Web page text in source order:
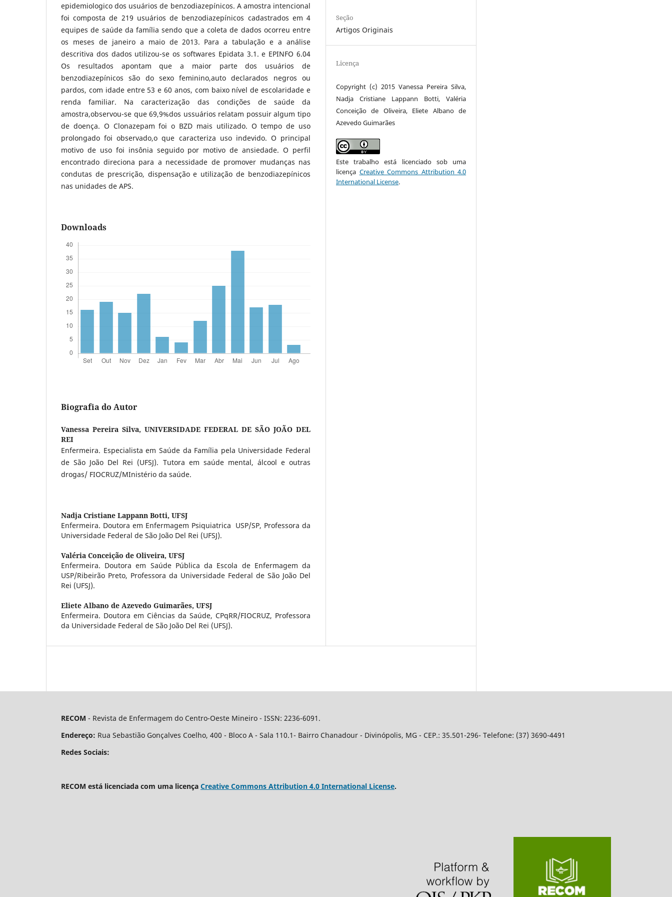
epidemiologico dos usuários de benzodiazepínicos. A amostra intencional
foi composta de 219 usuários de benzodiazepínicos cadastrados em 4
equipes de saúde da família sendo que a coleta de dados ocorreu entre
os meses de janeiro a maio de 2013. Para a tabulação e a análise
descritiva dos dados utilizou-se os softwares Epidata 3.1. e EPINFO 6.04
Os resultados apontam que a maior parte dos usuários de
benzodiazepínicos são do sexo feminino,auto declarados negros ou
pardos, com idade entre 53 e 60 anos, com baixo nível de escolaridade e
renda familiar. Na caracterização das condições de saúde da
amostra,observou-se que 69,9%dos ussuários relatam possuir algum tipo
de doença. O Clonazepam foi o BZD mais utilizado. O tempo de uso
prolongado foi observado,o que caracteriza uso indevido. O principal
motivo de uso foi insônia seguido por motivo de ansiedade. O perfil
encontrado direciona para a necessidade de promover mudanças nas
condutas de prescrição, dispensação e utilização de benzodiazepínicos
nas unidades de APS.
Downloads
Biografia do Autor
Vanessa Pereira Silva, UNIVERSIDADE FEDERAL DE SÃO JOÃO DEL
REI
Enfermeira. Especialista em Saúde da Família pela Universidade Federal
de São João Del Rei (UFSJ). Tutora em saúde mental, álcool e outras
drogas/ FIOCRUZ/MInistério da saúde.
Nadja Cristiane Lappann Botti, UFSJ
Enfermeira. Doutora em Enfermagem Psiquiatrica USP/SP, Professora da
Universidade Federal de São João Del Rei (UFSJ).
Valéria Conceição de Oliveira, UFSJ
Enfermeira. Doutora em Saúde Pública da Escola de Enfermagem da
USP/Ribeirão Preto, Professora da Universidade Federal de São João Del
Rei (UFSJ).
Eliete Albano de Azevedo Guimarães, UFSJ
Enfermeira. Doutora em Ciências da Saúde, CPqRR/FIOCRUZ, Professora
da Universidade Federal de São João Del Rei (UFSJ).
Seção
Artigos Originais
Licença
Copyright (c) 2015 Vanessa Pereira Silva,
Nadja Cristiane Lappann Botti, Valéria
Conceição de Oliveira, Eliete Albano de
Azevedo Guimarães
Este trabalho está licenciado sob uma
licença Creative Commons Attribution 4.0
International License.
RECOM - Revista de Enfermagem do Centro-Oeste Mineiro - ISSN: 2236-6091.
Endereço: Rua Sebastião Gonçalves Coelho, 400 - Bloco A - Sala 110.1- Bairro Chanadour - Divinópolis, MG - CEP.: 35.501-296- Telefone: (37) 3690-4491
Redes Sociais:
RECOM está licenciada com uma licença Creative Commons Attribution 4.0 International License.